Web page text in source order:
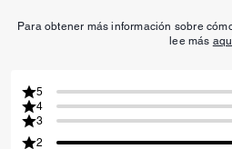
Para obtener más información sobre
lee más
5
4
3
2